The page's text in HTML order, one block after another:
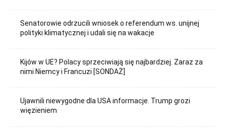
Senatorowie odrzucili wniosek o referendum ws. unijnej
polityki klimatycznej i udali się na wakacje
Kijów w UE? Polacy sprzeciwiają się najbardziej. Zaraz za
nimi Niemcy i Francuzi [SONDAŻ]
Ujawnili niewygodne dla USA informacje. Trump grozi
więzieniem